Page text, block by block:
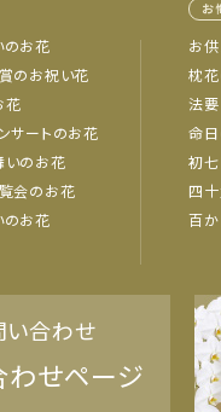
のお花
のお祝い花
花
サートのお花
いのお花
会のお花
のお花
お
お
枕
法要
命
初
四
百
い合わせ
わせページ